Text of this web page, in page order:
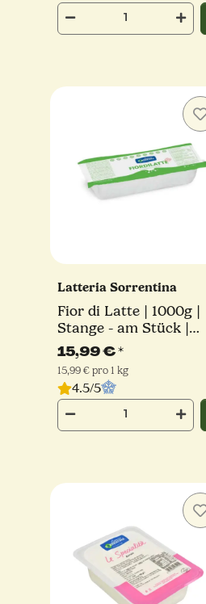
Latteria Sorrentina
Fior di Latte | 1000g |
Stange - am Stück |
Latteria Sorrentina
15,99 €*
15,99 € pro 1 kg
4.5/5